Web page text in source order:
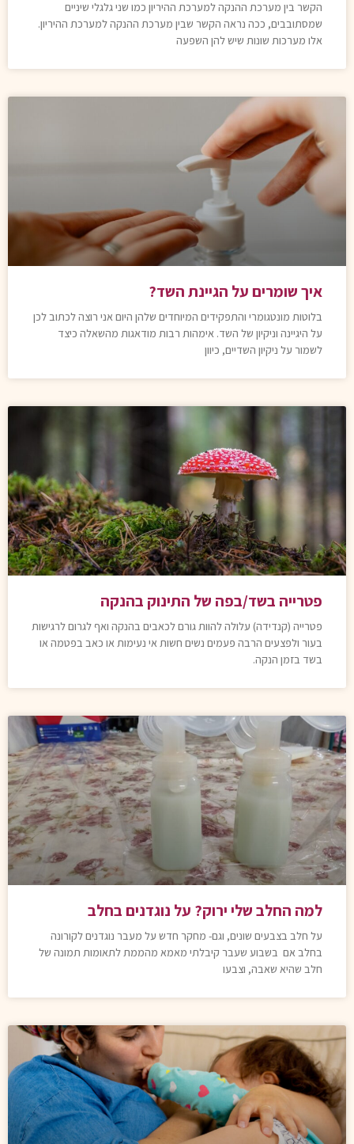
הקשר בין מערכת ההנקה למערכת ההיריון כמו שני גלגלי שיניים
שמסתובבים, ככה נראה הקשר שבין מערכת ההנקה למערכת ההיריון.
אלו מערכות שונות שיש להן השפעה
איך שומרים על הגיינת השד?
בלוטות מונטגומרי והתפקידים המיוחדים שלהן היום אני רוצה לכתוב לכן
על היגיינה וניקיון של השד. אימהות רבות מודאגות מהשאלה כיצד
לשמור על ניקיון השדיים, כיוון
פטרייה בשד/בפה של התינוק בהנקה
פטרייה (קנדידה) עלולה להוות גורם לכאבים בהנקה ואף לגרום לרגישות
בעור ולפצעים הרבה פעמים נשים חשות אי נעימות או כאב בפטמה או
בשד בזמן הנקה.
למה החלב שלי ירוק? על נוגדנים בחלב
על חלב בצבעים שונים, וגם- מחקר חדש על מעבר נוגדנים לקורונה
בחלב אם בשבוע שעבר קיבלתי מאמא מהממת לתאומות תמונה של
חלב שהיא שאבה, וצבעו